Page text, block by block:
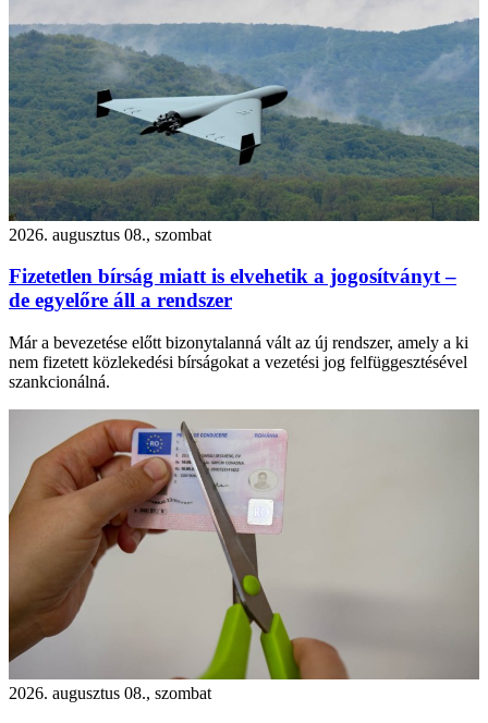
2026. augusztus 08., szombat
Fizetetlen bírság miatt is elvehetik a jogosítványt –
de egyelőre áll a rendszer
Már a bevezetése előtt bizonytalanná vált az új rendszer, amely a ki
nem fizetett közlekedési bírságokat a vezetési jog felfüggesztésével
szankcionálná.
2026. augusztus 08., szombat